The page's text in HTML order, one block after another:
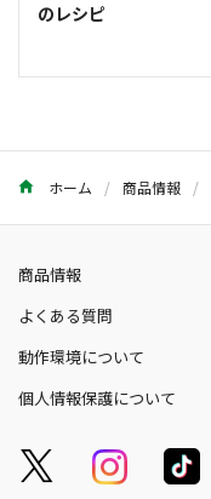
のレシピ
ホーム 商品情報
商品情報
よくある質問
動作環境について
個人情報保護について